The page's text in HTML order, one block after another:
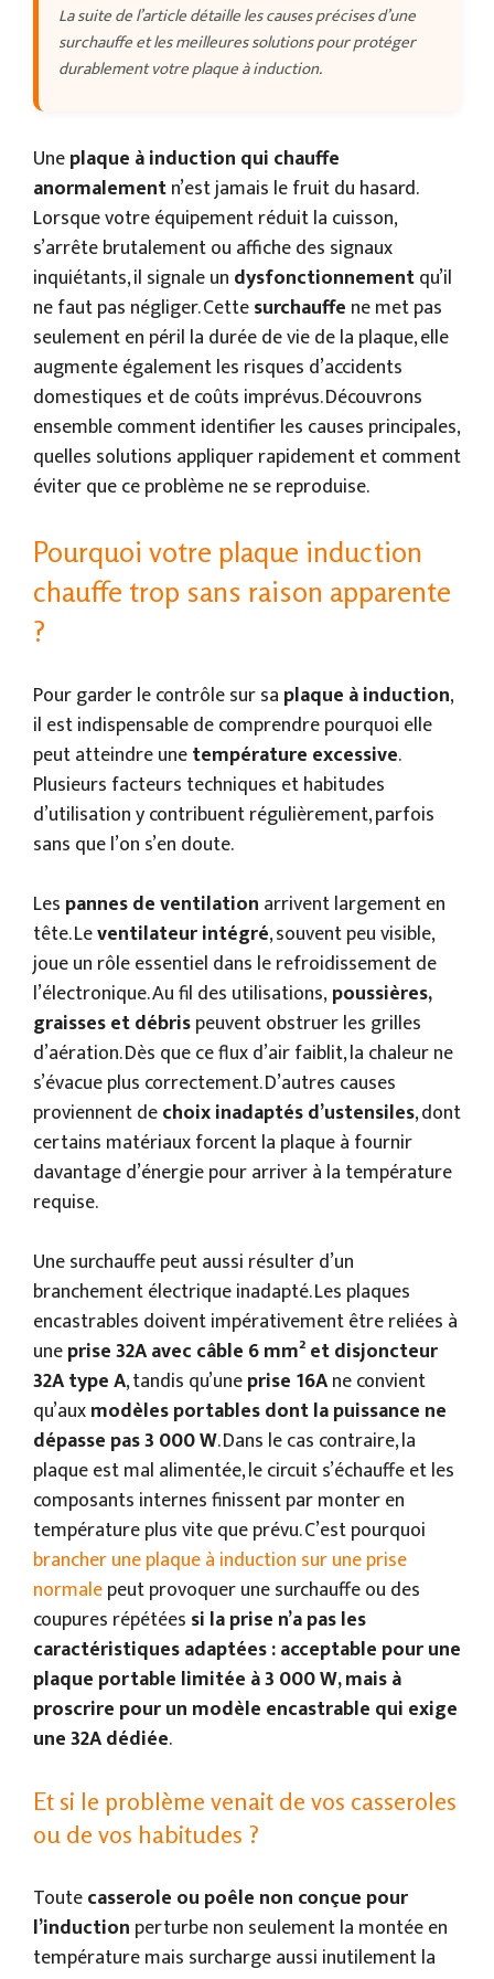
La suite de l’article détaille les causes précises d’une
surchauffe et les meilleures solutions pour protéger
durablement votre plaque à induction.
Uneplaque à induction qui chauffe
anormalementn’est jamais le fruit du hasard.
Lorsque votre équipement réduit la cuisson,
s’arrête brutalement ou affiche des signaux
inquiétants, il signale un dysfonctionnementqu’il
ne faut pas négliger. Cettesurchauffe ne met pas
seulement en péril la durée de vie de la plaque, elle
augmente également les risques d’accidents
domestiques et de coûts imprévus. Découvrons
ensemble comment identifier les causes principales,
quelles solutions appliquer rapidement et comment
éviter que ce problème ne se reproduise.
Pourquoi votre plaque induction
chauffe trop sans raison apparente
?
Pour garder le contrôle sur sa plaque à induction,
il est indispensable de comprendre pourquoi elle
peut atteindre unetempérature excessive
Plusieurs facteurs techniques et habitudes
d’utilisation y contribuent régulièrement, parfois
sans que l’on s’en doute.
Les pannes de ventilation arrivent largement en
tête. Leventilateur intégré, souvent peu visible,
joue un rôle essentiel dans le refroidissement de
l’électronique. Au fil des utilisations,poussières,
graisses et débrispeuvent obstruer les grilles
d’aération. Dès que ce flux d’air faiblit, la chaleur ne
s’évacue plus correctement. D’autres causes
proviennent dechoix inadaptés d’ustensiles, dont
certains matériaux forcent la plaque à fournir
davantage d’énergie pour arriver à la température
requise.
Une surchauffe peut aussi résulter d’un
branchement électrique inadapté. Les plaques
encastrables doivent impérativement être reliées à
uneprise 32A avec câble 6 mm² et disjoncteur
32A type A, tandis qu’uneprise 16Ane convient
qu’auxmodèles portables dont la puissance ne
dépasse pas 3 000 W. Dans le cas contraire, la
plaque est mal alimentée, le circuit s’échauffe et les
composants internes finissent par monter en
température plus vite que prévu. C’est pourquoi
brancher une plaque à induction sur une prise
normalepeut provoquer une surchauffe ou des
coupures répétées si la prise n’a pas les
caractéristiques adaptées : acceptable pour une
plaque portable limitée à 3 000 W, mais à
proscrire pour un modèle encastrable qui exige
une 32A dédiée.
Et si le problème venait de vos casseroles
ou de vos habitudes ?
Toutecasserole ou poêle non conçue pour
l’induction perturbe non seulement la montée en
température mais surcharge aussi inutilement la